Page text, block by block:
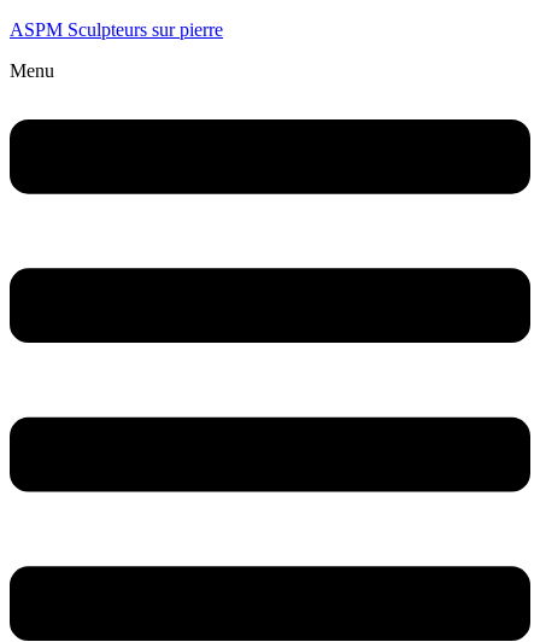
ASPM Sculpteurs sur pierre
Menu